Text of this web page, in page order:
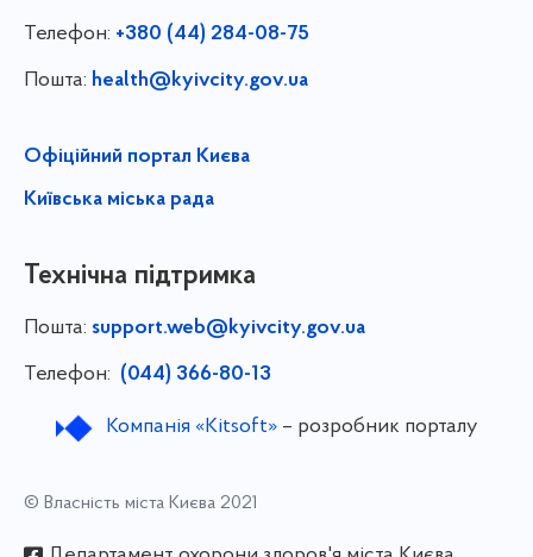
Телефон: +380 (44) 284-08-75
Пошта: health@kyivcity.gov.ua
Офіційний портал Києва
Київська міська рада
Технічна підтримка
Пошта: support.web@kyivcity.gov.ua
Телефон: (044) 366-80-13
Компанія «Kitsoft»– розробник порталу
© Власність міста Києва 2021